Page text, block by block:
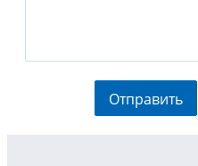
Отправить